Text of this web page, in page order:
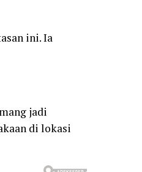
ini. Ia
jadi
di lokasi